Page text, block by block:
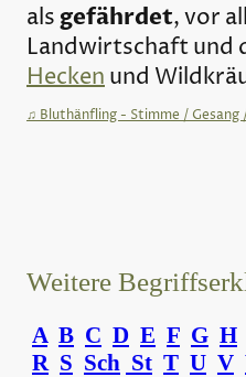
als gefährdet, vor
Landwirtschaft und
Heckenund
♫ Bluthänfling - Stimme / Gesang
Weitere
A B C D E F G H
R S Sch St T U V